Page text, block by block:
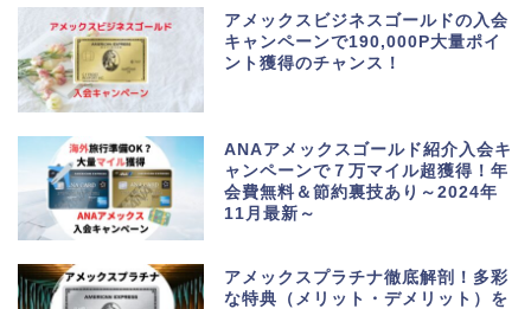
アメックスビジネスゴールドの入会
キャンペーンで190,000P大量ポイ
ント獲得のチャンス！
ANAアメックスゴールド紹介入会キ
ャンペーンで７万マイル超獲得！年
会費無料＆節約裏技あり～2024年
11月最新～
アメックスプラチナ徹底解剖！多彩
な特典（メリット・デメリット）を